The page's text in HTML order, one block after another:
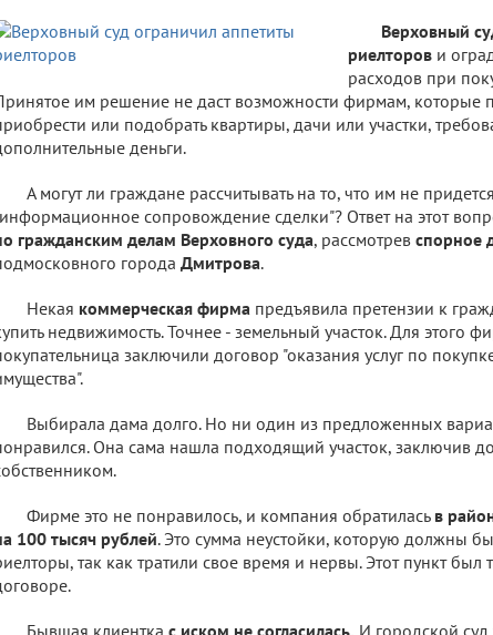
Верховный
риелторов и
расходов при
им решение не даст возможности фирмам, которые
или подобрать квартиры, дачи или участки,
деньги.
А могут ли граждане рассчитывать на то, что им не
сопровождение сделки"? Ответ на этот
гражданским делам Верховного суда, рассмотрев спорное
города Дмитрова.
Некая коммерческая фирма предъявила претензии к
недвижимость. Точнее - земельный участок. Для этого
заключили договор "оказания услуг по
Выбирала дама долго. Но ни один из предложенных
Она сама нашла подходящий участок, заключив
Фирме это не понравилось, и компания обратилась в
100 тысяч рублей. Это сумма неустойки, которую должны
так как тратили свое время и нервы. Этот пункт был
Бывшая клиентка с иском не согласилась. И городской суд